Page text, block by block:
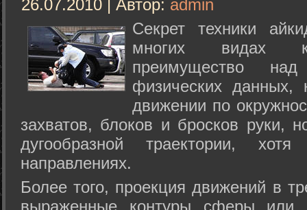
26.07.2010 | Автор: admin
Секрет техники
многих видах
преимущество
физических данных,
движении по
захватов, блоков и бросков руки,
дугообразной траектории,
направлениях.
Более того, проекция движений в
выраженные контуры сферы или